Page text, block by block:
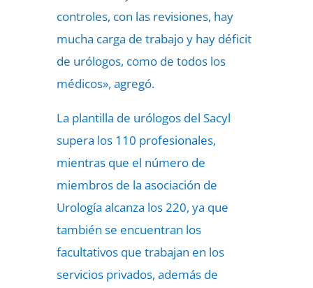
controles, con las revisiones, hay
mucha carga de trabajo y hay déficit
de urólogos, como de todos los
médicos», agregó.
La plantilla de urólogos del Sacyl
supera los 110 profesionales,
mientras que el número de
miembros de la asociación de
Urología alcanza los 220, ya que
también se encuentran los
facultativos que trabajan en los
servicios privados, además de